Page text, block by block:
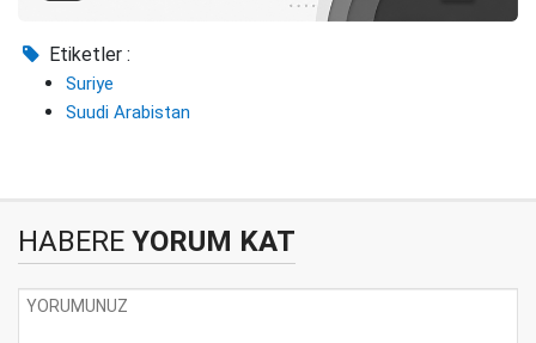
Etiketler :
Suriye
Suudi Arabistan
HABERE YORUM KAT